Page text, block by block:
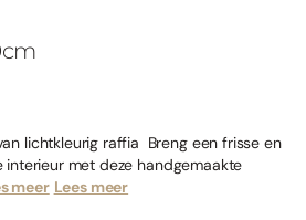
lichtkleurig raffia Breng een frisse en
interieur met deze handgemaakte
meer Lees meer